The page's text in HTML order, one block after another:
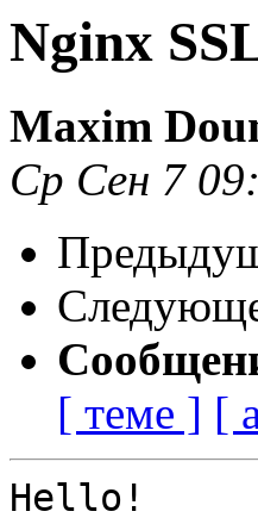
Nginx
Maxim
Ср Сен 7
[ теме ] [
Hello!